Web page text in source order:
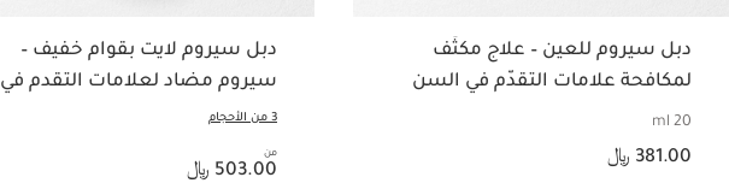
دبل سيروم للعين – علاج مكثّف
لمكافحة علامات التقدّم في السن
لمنطقة العين
20 ml
السعر الحالي هو 381.00 ﷼
381.00 ﷼
دبل سيروم لايت بقوام خفيف –
سيروم مضاد لعلامات التقدم في
السن
3 من الأحجام
من
السعر الحالي هو 503.00 ﷼
503.00 ﷼